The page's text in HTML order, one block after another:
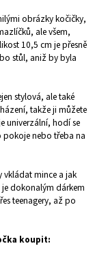
obrázky kočičky,
ale všem,
10,5 cm je přesně
stůl, aniž by byla
stylová, ale také
takže ji můžete
univerzální, hodí se
nebo třeba na
vkládat mince a jak
dokonalým dárkem
teenagery, až po
koupit: